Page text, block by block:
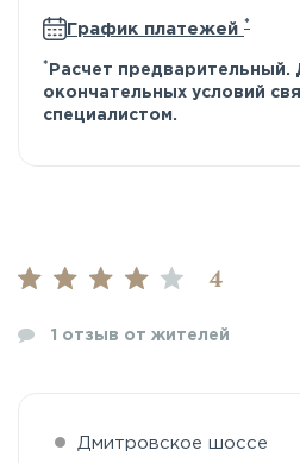
4
1 отзыв от жителей
График платежей *
* Расчет предварительный.
окончательных условий
специалистом.
Дмитровское шоссе